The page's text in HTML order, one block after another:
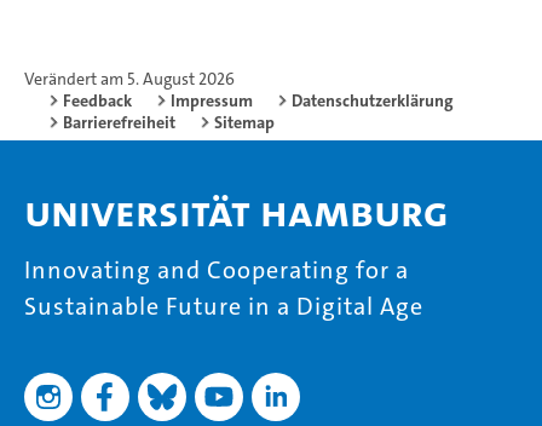
Verändert am 5. August 2026
Feedback
Impressum
Datenschutzerklärung
Barrierefreiheit
Sitemap
Universität Hamburg
Innovating and Cooperating for a
Sustainable Future in a Digital Age